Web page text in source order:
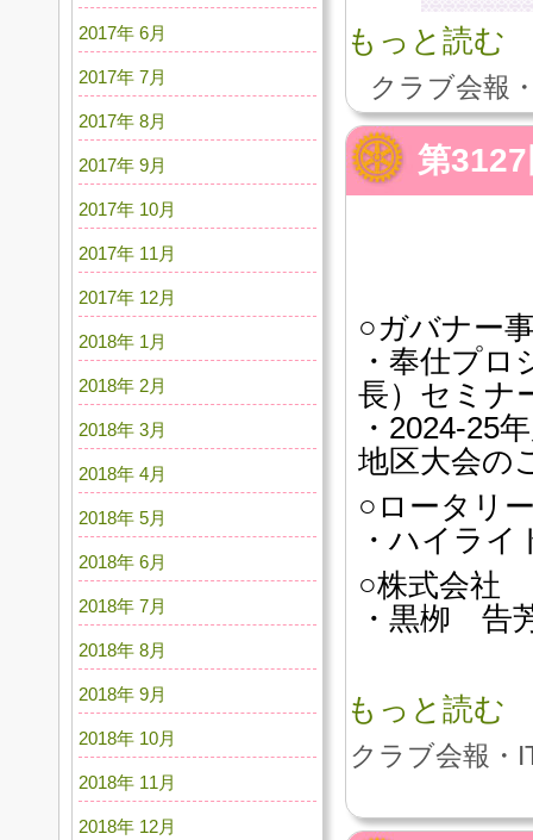
もっと読む
クラブ会報
第
○ガバナー
・奉仕プ
長）セミナ
・2024-25
地区大会の
○ロータリ
・ハイラ
○株式会
・黒栁 告
もっと読む
クラブ会報・
2017年 6月
2017年 7月
2017年 8月
2017年 9月
2017年 10月
2017年 11月
2017年 12月
2018年 1月
2018年 2月
2018年 3月
2018年 4月
2018年 5月
2018年 6月
2018年 7月
2018年 8月
2018年 9月
2018年 10月
2018年 11月
2018年 12月